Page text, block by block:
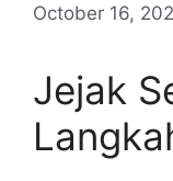
October 16,
Jejak